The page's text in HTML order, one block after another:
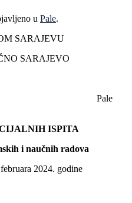
u Pale.
SARAJEVU
SARAJEVO
Pale
ISPITA
i naučnih radova
2024. godine